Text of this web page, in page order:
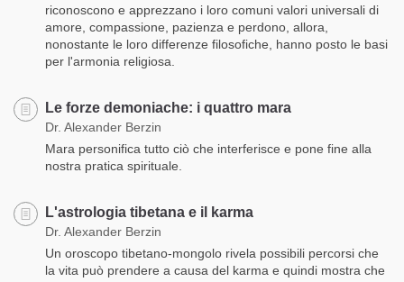
riconoscono e apprezzano i loro comuni valori universali di
amore, compassione, pazienza e perdono, allora,
nonostante le loro differenze filosofiche, hanno posto le basi
per l'armonia religiosa.
Le forze demoniache: i quattro mara
Dr. Alexander Berzin
Mara personifica tutto ciò che interferisce e pone fine alla
nostra pratica spirituale.
L'astrologia tibetana e il karma
Dr. Alexander Berzin
Un oroscopo tibetano-mongolo rivela possibili percorsi che
la vita può prendere a causa del karma e quindi mostra che